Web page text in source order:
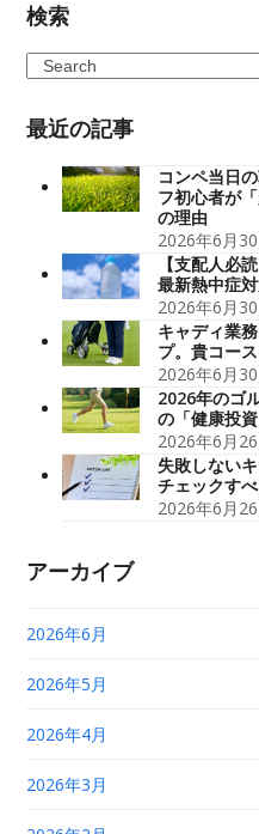
検索
Search
最近の記事
コンペ当日
フ初心者が
の理由
2026年6月
【支配人必
最新熱中症
2026年6月
キャディ業
プ。貴コー
2026年6月
2026年のゴ
の「健康投
2026年6月
失敗しない
チェックす
2026年6月
アーカイブ
2026年6月
2026年5月
2026年4月
2026年3月